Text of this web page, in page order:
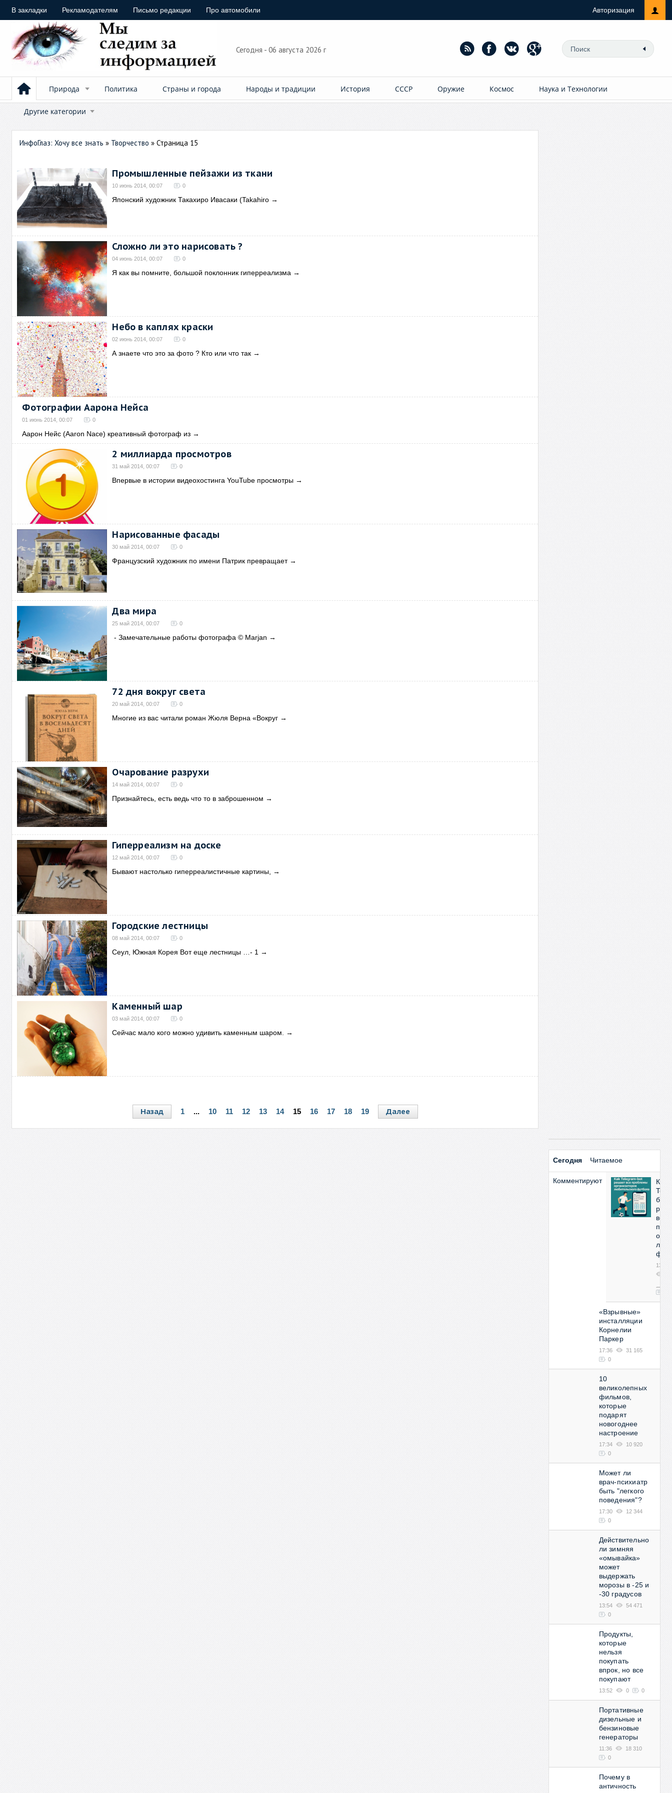
В закладки Рекламодателям Письмо редакции Про автомобили Авторизация
Сегодня - 06 августа 2026 г
Природа Политика Страны и города Народы и традиции История СССР Оружие Космос Наука и Технологии
Другие категории
ИнфоГлаз: Хочу все знать » Творчество » Страница 15
Промышленные пейзажи из ткани
10 июнь 2014, 00:07 0
Японский художник Такахиро Ивасаки (Takahiro →
Сложно ли это нарисовать ?
04 июнь 2014, 00:07 0
Я как вы помните, большой поклонник гиперреализма →
Небо в каплях краски
02 июнь 2014, 00:07 0
А знаете что это за фото ? Кто или что так →
Фотографии Аарона Нeйса
01 июнь 2014, 00:07 0
Аарон Нeйс (Aaron Nace) креативный фотограф из →
2 миллиарда просмотров
31 май 2014, 00:07 0
Впервые в истории видеохостинга YouTube просмотры →
Нарисованные фасады
30 май 2014, 00:07 0
Французский художник по имени Патрик превращает→
Два мира
25 май 2014, 00:07 0
- Замечательные работы фотографа © Marjan →
72 дня вокруг света
20 май 2014, 00:07 0
Многие из вас читали роман Жюля Верна «Вокруг →
Очарование разрухи
14 май 2014, 00:07 0
Признайтесь, есть ведь что то в заброшенном →
Гиперреализм на доске
12 май 2014, 00:07 0
Бывают настолько гиперреалистичные картины, →
Городские лестницы
08 май 2014, 00:07 0
Сеул, Южная Корея Вот еще лестницы …- 1 →
Каменный шар
03 май 2014, 00:07 0
Сейчас мало кого можно удивить каменным шаром. →
Назад 1 ... 10 11 12 13 14 15 16 17 18 19 Далее
Сегодня Читаемое
Комментируют
Как
бот
все
13:53
«Взрывные»
инсталляции
Корнелии
Паркер
17:36
31 165
0
10
великолепных
фильмов,
которые
подарят
новогоднее
настроение
17:34
10 920
0
Может ли
врач-психиатр
быть "легкого
поведения"?
17:30
12 344
0
Действительно
ли зимняя
«омывайка»
может
выдержать
морозы в -25 и
-30 градусов
13:54
54 471
0
Продукты,
которые
нельзя
покупать
впрок, но все
покупают
13:52 0 0
Портативные
дизельные и
бензиновые
генераторы
11:36
18 310
0
Почему в
античность